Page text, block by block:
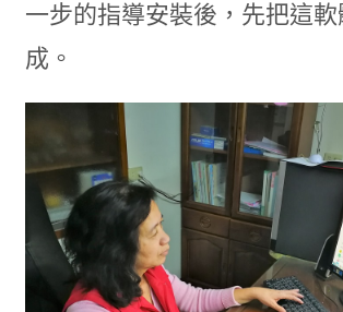
一步的指導安裝後，先把這
成。